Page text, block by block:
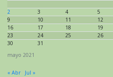
mayo 2021
2
3 4 5
9
10 11 12
16
17 18 19
23
24 25 26
30
31
« Abr Jul »